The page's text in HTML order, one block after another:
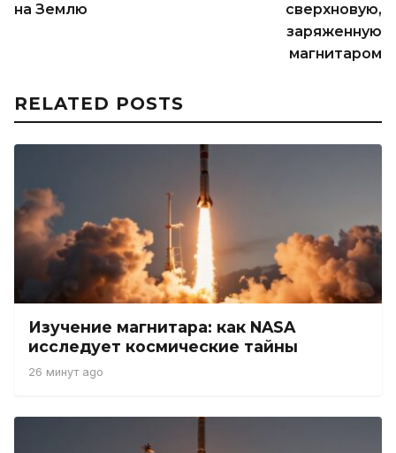
на Землю
сверхновую,
заряженную
магнитаром
RELATED POSTS
Изучение магнитара: как NASA
исследует космические тайны
26 минут ago